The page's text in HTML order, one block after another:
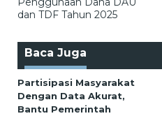
dan TDF Tahun 2025
Baca Juga
Partisipasi Masyarakat
Dengan Data Akurat,
Bantu Pemerintah